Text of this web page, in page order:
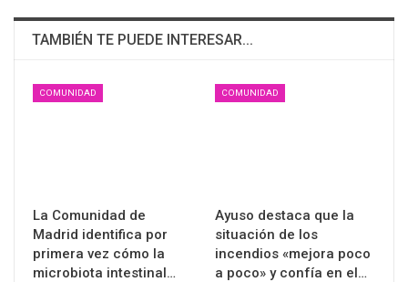
TAMBIÉN TE PUEDE INTERESAR...
COMUNIDAD
La Comunidad de
Madrid identifica por
primera vez cómo la
microbiota intestinal…
COMUNIDAD
Ayuso destaca que la
situación de los
incendios «mejora poco
a poco» y confía en el…